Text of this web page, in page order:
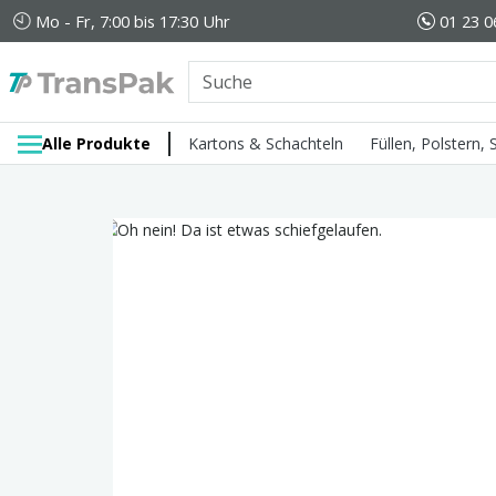
Mo - Fr, 7:00 bis 17:30 Uhr 01 23
Alle Produkte Kartons & Schachteln Füllen, Polstern,